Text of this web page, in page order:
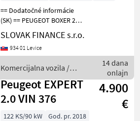
== Dodatočné informácie
(SK) == PEUGEOT BOXER 2, 0
diesel L3H2 r.v. 07/2018, 265
520 km, EURO 6b, 120 kW,
1997 cm3, manuál 6st, 3
klimatizácia,
SLOVAK FINANCE s.r.o.
934 01 Levice
Komercijalna vozila /
Peugeot
14 dana
onlajn
Peugeot EXPERT
2.0 VIN 376
4.900
€
122 KS/90 kW
God. pr. 2018